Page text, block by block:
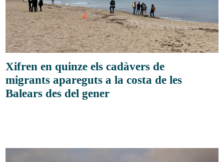
Xifren en quinze els cadàvers de
migrants apareguts a la costa de les
Balears des del gener